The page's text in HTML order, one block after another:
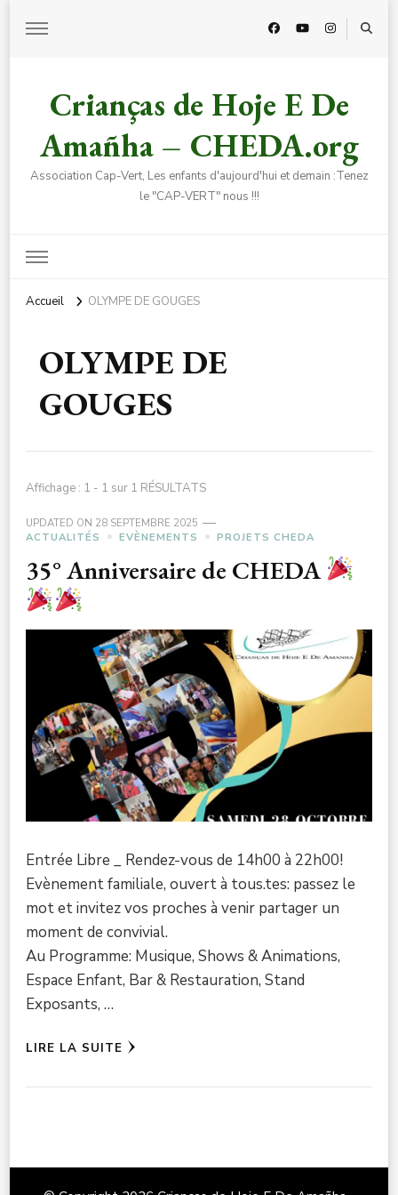
Crianças de Hoje E De
Amañha – CHEDA.org
Association Cap-Vert, Les enfants d'aujourd'hui et demain :Tenez
le "CAP-VERT" nous !!!
Accueil OLYMPE DE GOUGES
OLYMPE DE
GOUGES
Affichage : 1 - 1 sur 1 RÉSULTATS
UPDATED ON 28 SEPTEMBRE 2025
ACTUALITÉS
EVÈNEMENTS PROJETS CHEDA
35° Anniversaire de CHEDA
Entrée Libre _ Rendez-vous de 14h00 à 22h00!
Evènement familiale, ouvert à tous.tes: passez le
mot et invitez vos proches à venir partager un
moment de convivial.
Au Programme: Musique, Shows & Animations,
Espace Enfant, Bar & Restauration, Stand
Exposants, …
LIRE LA SUITE